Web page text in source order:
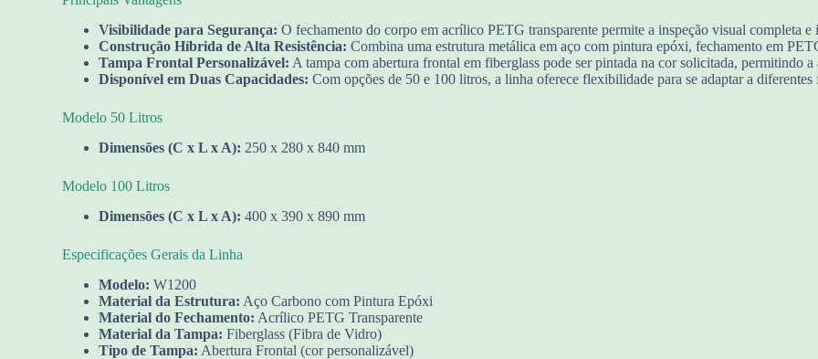
Visibilidade para Segurança: O fechamento do corpo em acrílico PETG transparente permite a inspeção visual completa e
Construção Híbrida de Alta Resistência: Combina uma estrutura metálica em aço com pintura epóxi, fechamento em
Tampa Frontal Personalizável: A tampa com abertura frontal em fiberglass pode ser pintada na cor solicitada, permitindo
Disponível em Duas Capacidades: Com opções de 50 e 100 litros, a linha oferece flexibilidade para se adaptar a diferentes
Modelo 50 Litros
Dimensões (C x L x A): 250 x 280 x 840 mm
Modelo 100 Litros
Dimensões (C x L x A): 400 x 390 x 890 mm
Especificações Gerais da Linha
Modelo: W1200
Material da Estrutura: Aço Carbono com Pintura Epóxi
Material do Fechamento: Acrílico PETG Transparente
Material da Tampa: Fiberglass (Fibra de Vidro)
Tipo de Tampa: Abertura Frontal (cor personalizável)